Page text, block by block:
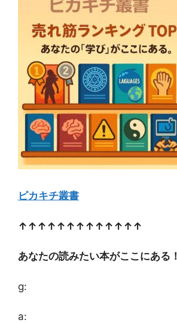
ピカキチ叢書
↑↑↑↑↑↑↑↑↑↑↑↑↑
あなたの読みたい本がここにある！
g:
a: